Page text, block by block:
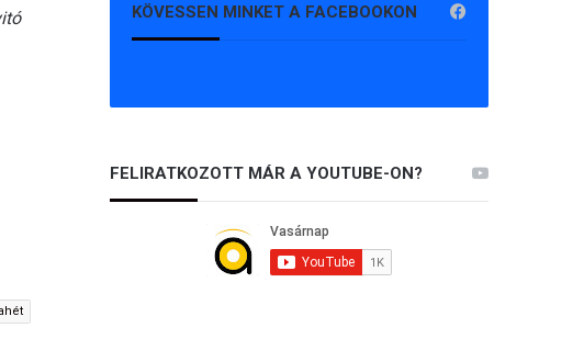
KÖVESSEN MINKET A FACEBOOKON
FELIRATKOZOTT MÁR A YOUTUBE-ON?